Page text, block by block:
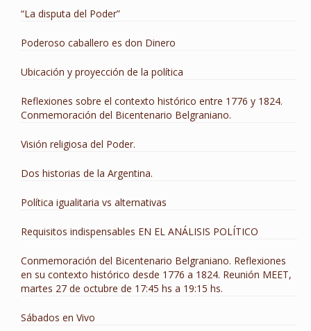
“La disputa del Poder”
Poderoso caballero es don Dinero
Ubicación y proyección de la política
Reflexiones sobre el contexto histórico entre 1776 y 1824.
Conmemoración del Bicentenario Belgraniano.
Visión religiosa del Poder.
Dos historias de la Argentina.
Política igualitaria vs alternativas
Requisitos indispensables EN EL ANÁLISIS POLÍTICO
Conmemoración del Bicentenario Belgraniano. Reflexiones
en su contexto histórico desde 1776 a 1824. Reunión MEET,
martes 27 de octubre de 17:45 hs a 19:15 hs.
Sábados en Vivo